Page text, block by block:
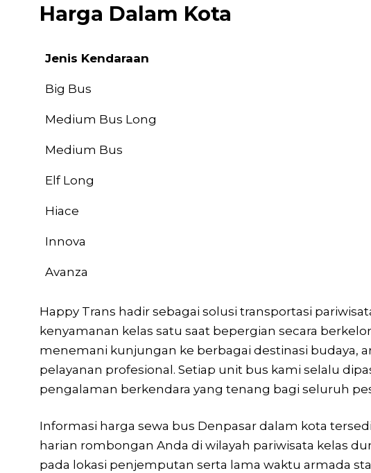
Harga Dalam Kota
Jenis Kendaraan
Jenis Kendaraan
Big Bus
Medium Bus Long
Medium Bus
Elf Long
Hiace
Innova
Avanza
Happy Trans hadir sebagai solusi transportasi
kenyamanan kelas satu saat bepergian secara
menemani kunjungan ke berbagai destinasi budaya,
pelayanan profesional. Setiap unit bus kami selalu
pengalaman berkendara yang tenang bagi seluruh
Informasi harga sewa bus Denpasar dalam kota
harian rombongan Anda di wilayah pariwisata kelas
pada lokasi penjemputan serta lama waktu armada